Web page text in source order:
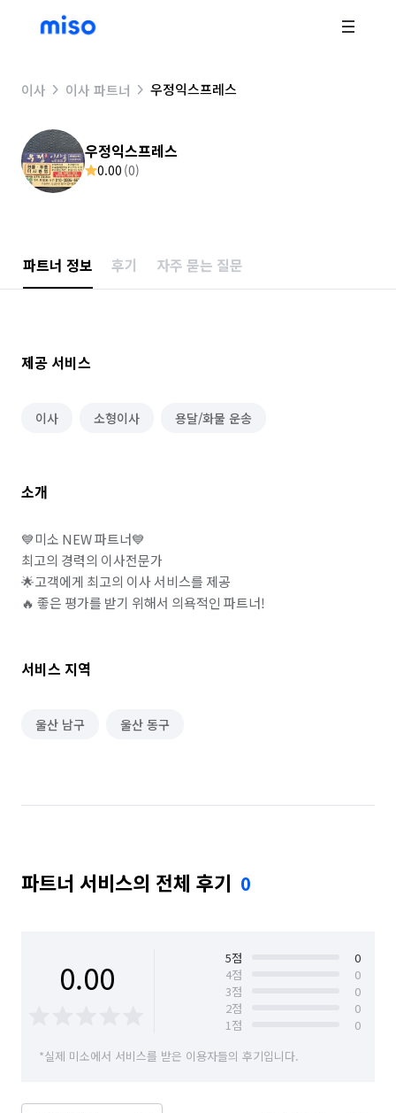
이사 이사 파트너 우정익스프레스
우정익스프레스
0.00 (0)
파트너 정보 후기 자주 묻는 질문
제공 서비스
이사 소형이사 용달/화물 운송
소개
💙미소 NEW 파트너💙
최고의 경력의 이사전문가
🌟고객에게 최고의 이사 서비스를 제공
서비스 지역
울산 남구 울산 동구
파트너 서비스의 전체 후기 0
0.00 5점
0
4점
0
3점
0
2점
0
1점
0
*실제 미소에서 서비스를 받은 이용자들의 후기입니다.